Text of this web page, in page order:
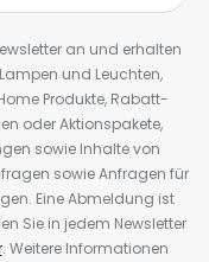
an und erhalten
und Leuchten,
Produkte, Rabatt-
oder Aktionspakete,
sowie Inhalte von
sowie Anfragen für
Eine Abmeldung ist
Sie in jedem Newsletter
. Weitere Informationen